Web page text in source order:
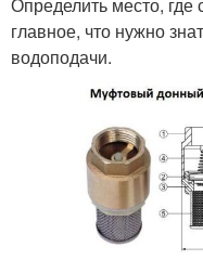
Определить место, где
главное, что нужно
водоподачи.